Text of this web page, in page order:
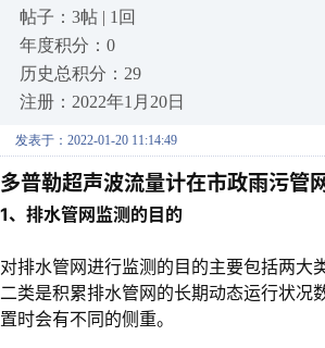
帖子：3帖 | 1回
年度积分：0
历史总积分：29
注册：2022年1月20日
发表于：2022-01-20 11:14:49
多普勒超声波流量计在市政雨污
1、排水管网监测的目的
对排水管网进行监测的目的主要包括两大
二类是积累排水管网的长期动态运行状况
置时会有不同的侧重。